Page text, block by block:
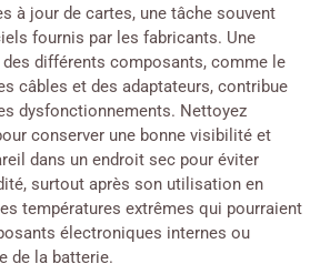
à jour de cartes, une tâche souvent
fournis par les fabricants. Une
différents composants, comme le
câbles et des adaptateurs, contribue
dysfonctionnements. Nettoyez
conserver une bonne visibilité et
dans un endroit sec pour éviter
surtout après son utilisation en
températures extrêmes qui pourraient
électroniques internes ou
de la batterie.